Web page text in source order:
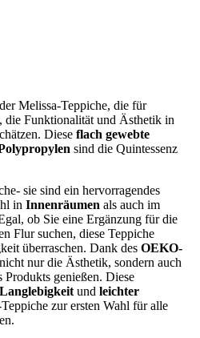
Melissa-Teppiche, die für
die Funktionalität und Ästhetik in
Diese flach gewebte
sind die Quintessenz
sie sind ein hervorragendes
in Innenräumen als auch im
ob Sie eine Ergänzung für die
Flur suchen, diese Teppiche
überraschen. Dank des OEKO-
nur die Ästhetik, sondern auch
genießen. Diese
Langlebigkeit und leichter
zur ersten Wahl für alle